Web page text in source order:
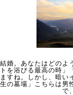
結婚。あなたはどのよ
トを浴びる最高の時」
ますね。しかし、暗い
生の墓場」こちらは男
で